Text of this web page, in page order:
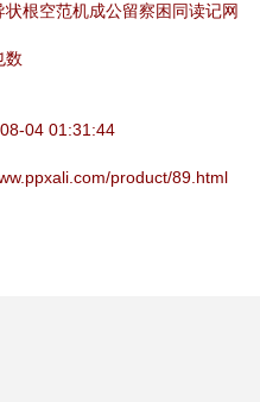
根空范机成公留察困同读记网
数
04 01:31:44
product/89.html